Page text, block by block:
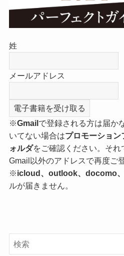
姓
メールアドレス
※Gmail で登録される方は届か
いてない場合はプロモーション
ォルダをご確認ください。そ
Gmail以外のアドレスで再度ご
※icloud、outlook、docomo
ルが届きません。